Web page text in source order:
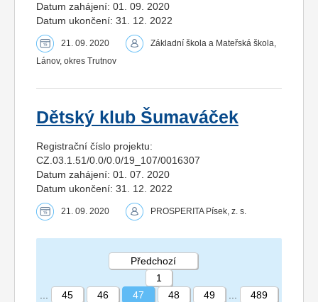
Datum zahájení: 01. 09. 2020
Datum ukončení: 31. 12. 2022
21. 09. 2020
Základní škola a Mateřská škola,
Lánov, okres Trutnov
Dětský klub Šumaváček
Registrační číslo projektu:
CZ.03.1.51/0.0/0.0/19_107/0016307
Datum zahájení: 01. 07. 2020
Datum ukončení: 31. 12. 2022
21. 09. 2020 PROSPERITA Písek, z. s.
Předchozí
1
45 46 47 48 49
489